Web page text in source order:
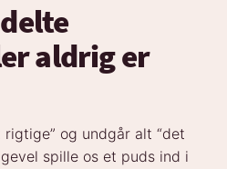
aldrig er
og undgår alt “det
spille os et puds ind i